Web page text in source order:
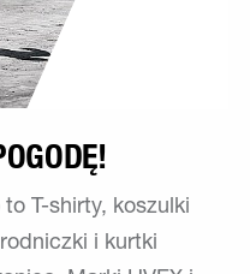
T-shirty, koszulki
i kurtki